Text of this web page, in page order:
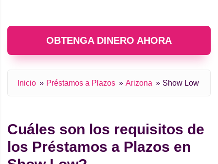
OBTENGA DINERO AHORA
Inicio Préstamos a Plazos Arizona Show Low
Cuáles son los requisitos de
los Préstamos a Plazos en